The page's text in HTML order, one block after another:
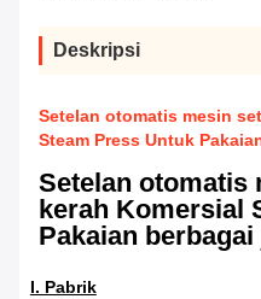
Deskripsi
Setelan otomatis mesin
Steam Press Untuk
Setelan otomatis
kerah Komersial
Pakaian
I. Pabrik